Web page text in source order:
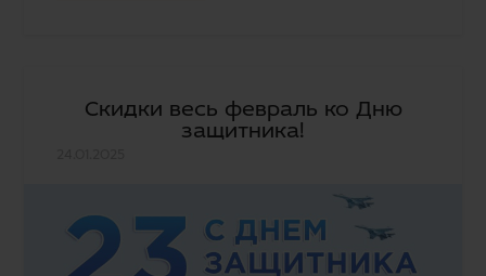
Скидки весь февраль ко Дню
защитника!